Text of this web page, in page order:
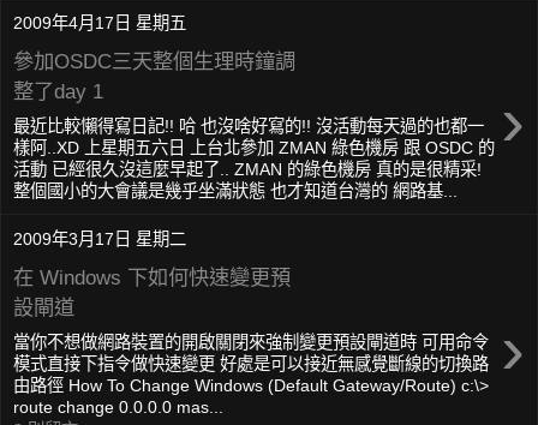
2009年4月17日 星期五
參加OSDC三天整個生理時鐘調
整了day 1
›
最近比較懶得寫日記!! 哈 也沒啥好寫的!! 沒活動每天過的也都一
樣阿..XD 上星期五六日 上台北參加 ZMAN 綠色機房 跟 OSDC 的
活動 已經很久沒這麼早起了.. ZMAN 的綠色機房 真的是很精采!
整個國小的大會議是幾乎坐滿狀態 也才知道台灣的 網路基...
2009年3月17日 星期二
在 Windows 下如何快速變更預
設閘道
›
當你不想做網路裝置的開啟關閉來強制變更預設閘道時 可用命令
模式直接下指令做快速變更 好處是可以接近無感覺斷線的切換路
由路徑 How To Change Windows (Default Gateway/Route) c:\>
route change 0.0.0.0 mas...